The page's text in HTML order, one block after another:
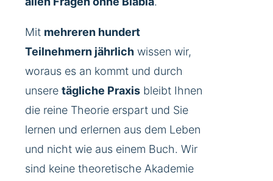
Mit mehreren hundert
Teilnehmern jährlich wissen wir,
woraus es an kommt und durch
unsere tägliche Praxis bleibt Ihnen
die reine Theorie erspart und Sie
lernen und erlernen aus dem Leben
und nicht wie aus einem Buch. Wir
sind keine theoretische Akademie